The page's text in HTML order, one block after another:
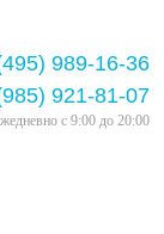
989-16-36
921-81-07
с 9:00 до 20:00